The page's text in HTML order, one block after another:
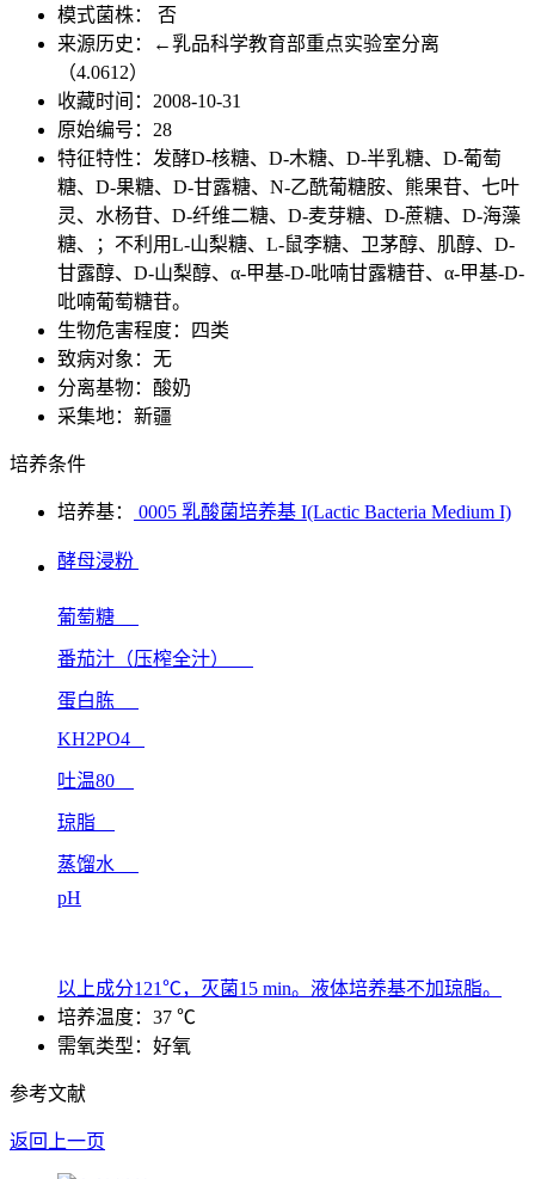
模式菌株： 否
来源历史：←乳品科学教育部重点实验室分离
（4.0612）
收藏时间：2008-10-31
原始编号：28
特征特性：发酵D-核糖、D-木糖、D-半乳糖、D-葡萄
糖、D-果糖、D-甘露糖、N-乙酰葡糖胺、熊果苷、七叶
灵、水杨苷、D-纤维二糖、D-麦芽糖、D-蔗糖、D-海藻
糖、；不利用L-山梨糖、L-鼠李糖、卫茅醇、肌醇、D-
甘露醇、D-山梨醇、α-甲基-D-吡喃甘露糖苷、α-甲基-D-
吡喃葡萄糖苷。
生物危害程度：四类
致病对象：无
分离基物：酸奶
采集地：新疆
培养条件
培养基： 0005 乳酸菌培养基 I(Lactic Bacteria Medium I)
酵母浸粉
葡萄糖
番茄汁（压榨全汁）
蛋白胨
KH2PO4
吐温80
琼脂
蒸馏水
pH
以上成分121℃，灭菌15 min。液体培养基不加琼脂。
培养温度：37 ℃
需氧类型：好氧
参考文献
返回上一页